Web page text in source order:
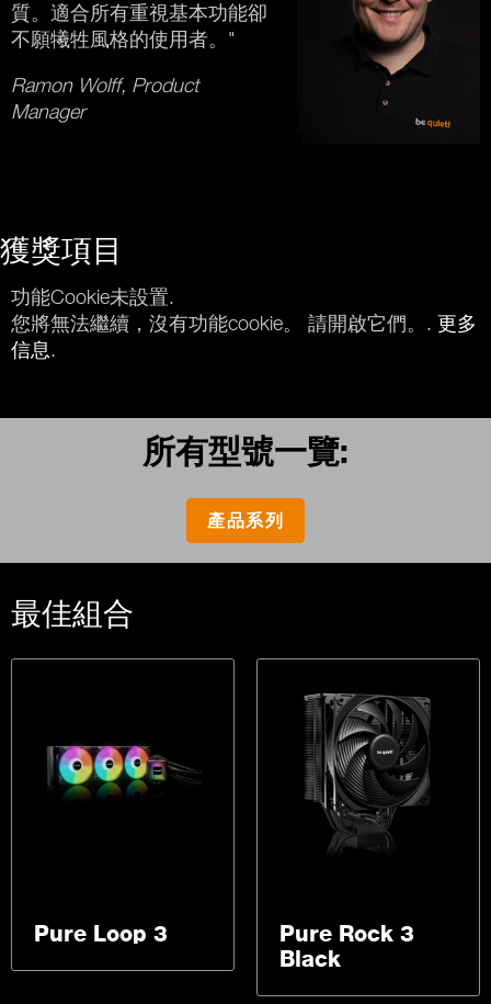
質。適合所有重視基本功能卻
不願犧牲風格的使用者。"
Ramon Wolff, Product
Manager
獲獎項目
功能Cookie未設置.
您將無法繼續，沒有功能cookie。 請開啟它們。. 更多
信息.
所有型號一覽:
產品系列
最佳組合
Pure Loop 3
Pure Rock 3
Black